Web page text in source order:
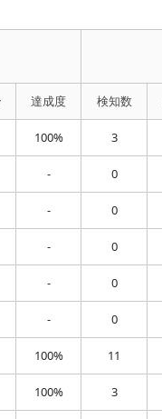
達成度 検知数
100% 3
- 0
- 0
- 0
- 0
- 0
100% 11
100% 3